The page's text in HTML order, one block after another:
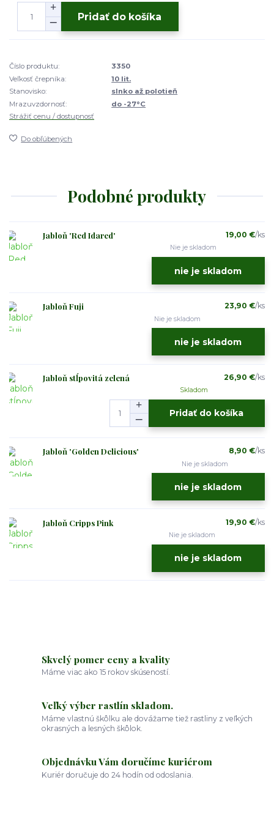
Pridať do košíka
Číslo produktu:
3350
Veľkosť črepníka:
10 lit.
Stanovisko:
slnko až polotieň
Mrazuvzdornosť:
do -27°C
Strážiť cenu / dostupnosť
Do obľúbených
Podobné produkty
Jabloň 'Red Idared' 19,00 €/ks
Nie je skladom
nie je skladom
Jabloň Fuji 23,90 €/ks
Nie je skladom
nie je skladom
Jabloň stĺpovitá zelená 26,90 €/ks
Skladom
Pridať do košíka
Jabloň 'Golden Delicious' 8,90 €/ks
Nie je skladom
nie je skladom
Jabloň Cripps Pink 19,90 €/ks
Nie je skladom
nie je skladom
Skvelý pomer ceny a kvality
Máme viac ako 15 rokov skúseností.
Veľký výber rastlín skladom.
Máme vlastnú škôlku ale dovážame tiež rastliny z veľkých
okrasných a lesných škôlok.
Objednávku Vám doručíme kuriérom
Kuriér doručuje do 24 hodín od odoslania.